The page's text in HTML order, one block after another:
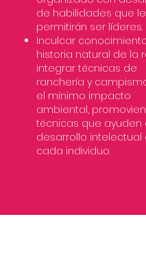
de habilidades que
permitirán ser líderes.
Inculcar
historia natural de la
integrar técnicas de
ranchería y
el mínimo impacto
ambiental,
técnicas que ayuden
desarrollo intelectual
cada individuo.